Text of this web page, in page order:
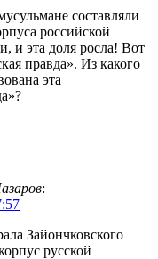
составляли
российской
и эта доля росла! Вот
правда». Из какого
эта
:
Зайончковского
русской